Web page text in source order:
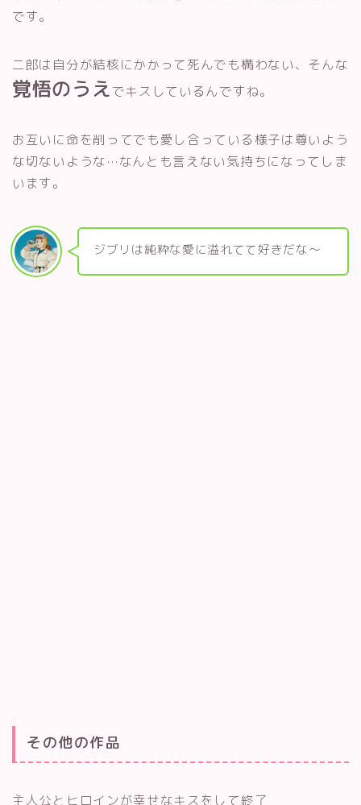
です。
二郎は自分が結核にかかって死んでも構わない、そんな
覚悟のうえでキスしているんですね。
お互いに命を削ってでも愛し合っている様子は尊いよう
な切ないような…なんとも言えない気持ちになってしま
います。
ジブリは純粋な愛に溢れてて好きだな〜
その他の作品
主人公とヒロインが幸せなキスをして終了
Netflixでジブリを見る方法！